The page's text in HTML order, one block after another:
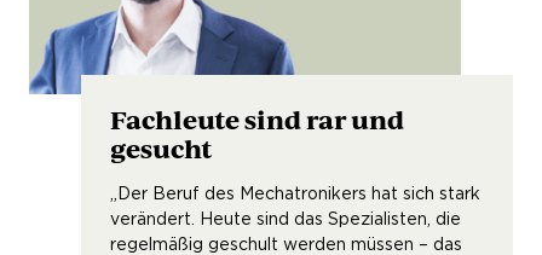
Fachleute sind rar und
gesucht
„Der Beruf des Mechatronikers hat sich stark
verändert. Heute sind das Spezialisten, die
regelmäßig geschult werden müssen – das